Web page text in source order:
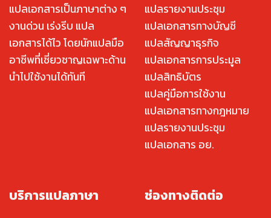
แปลเอกสารเป็นภาษาต่าง ๆ
งานด่วน เร่งรีบ แปล
เอกสารได้ไว โดยนักแปลมือ
อาชีพที่เชี่ยวชาญเฉพาะด้าน
นำไปใช้งานได้ทันที
แปลรายงานประชุม
แปลเอกสารทางบัญชี
แปลสัญญาธุรกิจ
แปลเอกสารการประมูล
แปลสิทธิบัตร
แปลคู่มือการใช้งาน
แปลเอกสารทางกฎหมาย
แปลรายงานประชุม
แปลเอกสาร อย.
บริการแปลภาษา ช่องทางติดต่อ